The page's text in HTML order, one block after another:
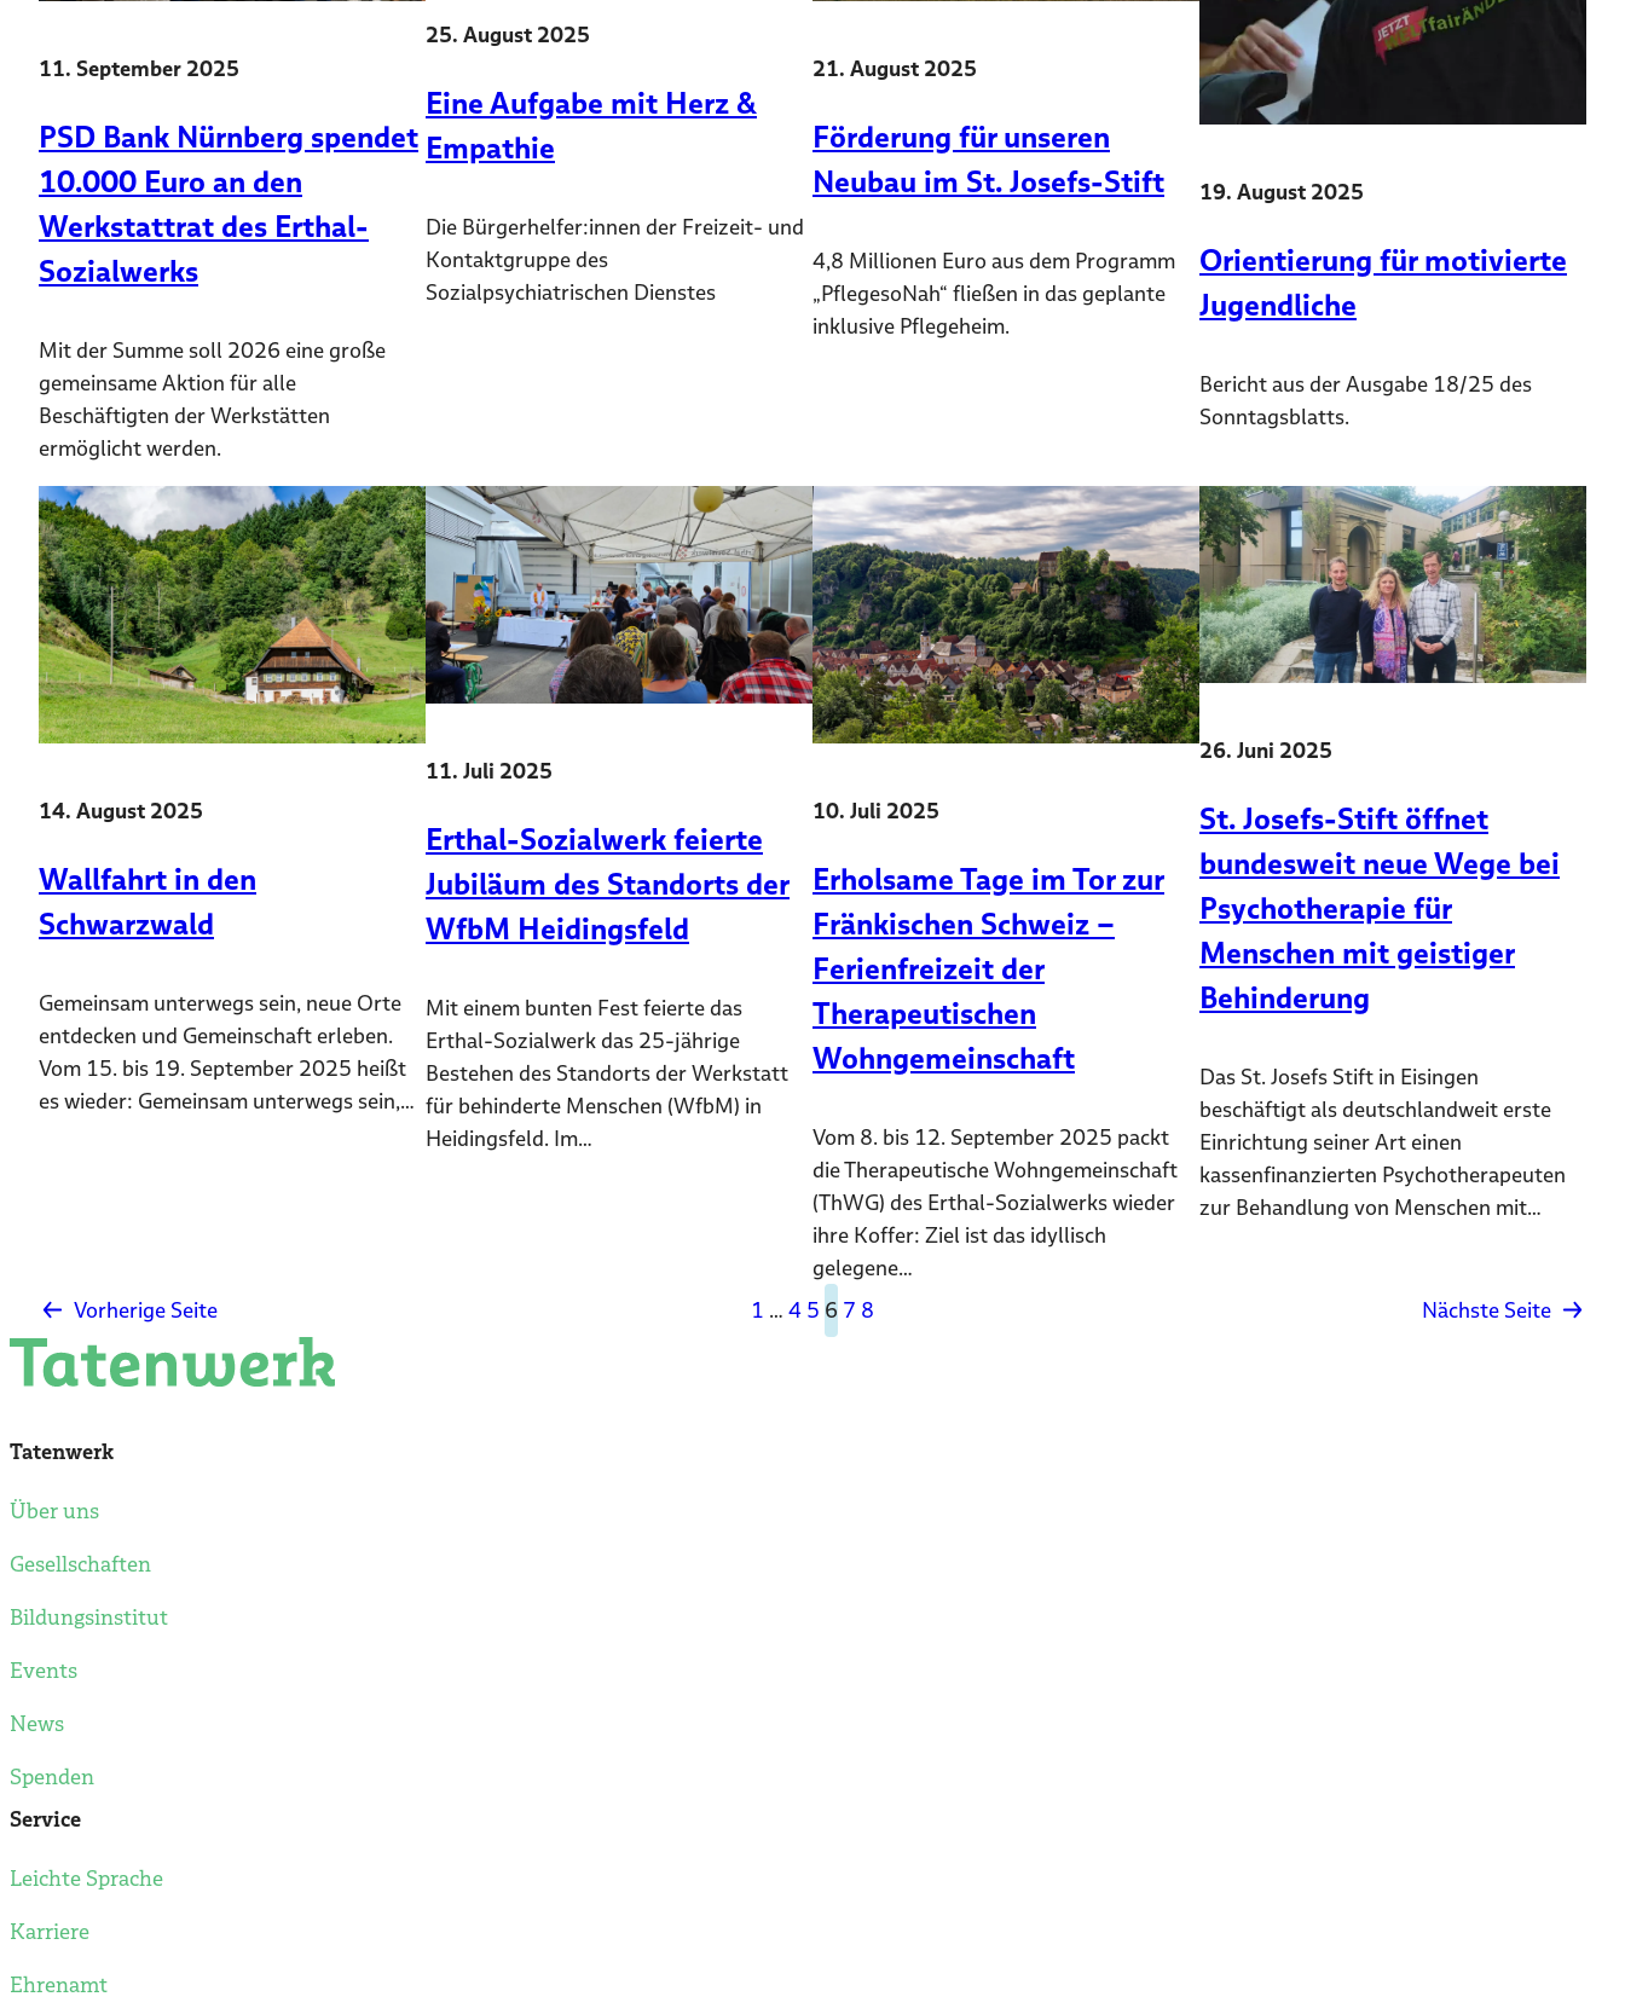
11. September 2025
PSD Bank Nürnberg spendet
10.000 Euro an den
Werkstattrat des Erthal-
Sozialwerks
Mit der Summe soll 2026 eine große
gemeinsame Aktion für alle
Beschäftigten der Werkstätten
ermöglicht werden.
25. August 2025
Eine Aufgabe mit Herz &
Empathie
Die Bürgerhelfer:innen der Freizeit- und
Kontaktgruppe des
Sozialpsychiatrischen Dienstes
21. August 2025
Förderung für unseren
Neubau im St. Josefs-Stift
4,8 Millionen Euro aus dem Programm
„PflegesoNah“ fließen in das geplante
inklusive Pflegeheim.
19. August 2025
Orientierung für motivierte
Jugendliche
Bericht aus der Ausgabe 18/25 des
Sonntagsblatts.
14. August 2025
Wallfahrt in den
Schwarzwald
Gemeinsam unterwegs sein, neue Orte
entdecken und Gemeinschaft erleben.
Vom 15. bis 19. September 2025 heißt
es wieder: Gemeinsam unterwegs sein,…
11. Juli 2025
Erthal-Sozialwerk feierte
Jubiläum des Standorts der
WfbM Heidingsfeld
Mit einem bunten Fest feierte das
Erthal-Sozialwerk das 25-jährige
Bestehen des Standorts der Werkstatt
für behinderte Menschen (WfbM) in
Heidingsfeld. Im…
10. Juli 2025
Erholsame Tage im Tor zur
Fränkischen Schweiz –
Ferienfreizeit der
Therapeutischen
Wohngemeinschaft
Vom 8. bis 12. September 2025 packt
die Therapeutische Wohngemeinschaft
(ThWG) des Erthal-Sozialwerks wieder
ihre Koffer: Ziel ist das idyllisch
gelegene…
26. Juni 2025
St. Josefs-Stift öffnet
bundesweit neue Wege bei
Psychotherapie für
Menschen mit geistiger
Behinderung
Das St. Josefs Stift in Eisingen
beschäftigt als deutschlandweit erste
Einrichtung seiner Art einen
kassenfinanzierten Psychotherapeuten
zur Behandlung von Menschen mit…
Vorherige Seite 1 … 4 5 6 7 8 Nächste Seite
Tatenwerk
Über uns
Gesellschaften
Bildungsinstitut
Events
News
Spenden
Service
Leichte Sprache
Karriere
Ehrenamt